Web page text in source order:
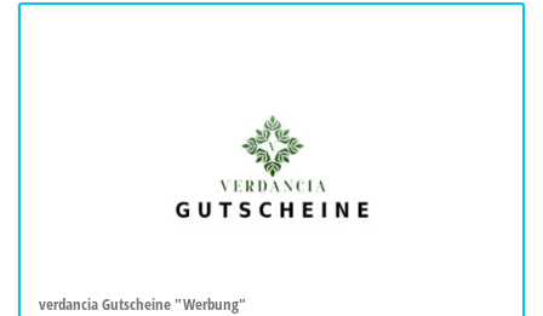
verdancia Gutscheine "Werbung"